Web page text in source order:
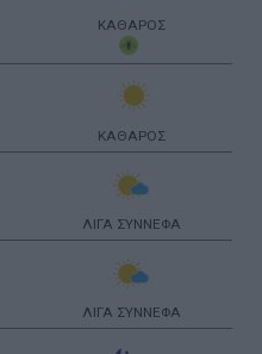
ΚΑΘΑΡΟΣ
ΚΑΘΑΡΟΣ
ΛΙΓΑ ΣΥΝΝΕΦΑ
ΛΙΓΑ ΣΥΝΝΕΦΑ